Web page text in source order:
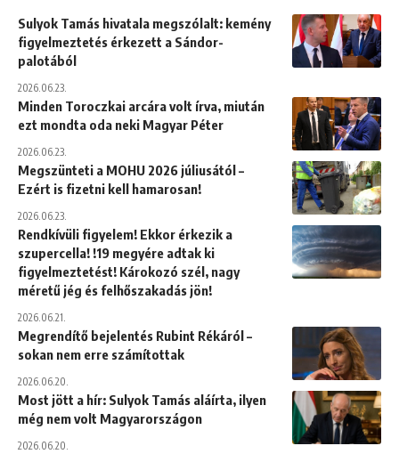
Sulyok Tamás hivatala megszólalt: kemény
figyelmeztetés érkezett a Sándor-
palotából
2026.06.23.
Minden Toroczkai arcára volt írva, miután
ezt mondta oda neki Magyar Péter
2026.06.23.
Megszünteti a MOHU 2026 júliusától –
Ezért is fizetni kell hamarosan!
2026.06.23.
Rendkívüli figyelem! Ekkor érkezik a
szupercella! !19 megyére adtak ki
figyelmeztetést! Károkozó szél, nagy
méretű jég és felhőszakadás jön!
2026.06.21.
Megrendítő bejelentés Rubint Rékáról –
sokan nem erre számítottak
2026.06.20.
Most jött a hír: Sulyok Tamás aláírta, ilyen
még nem volt Magyarországon
2026.06.20.